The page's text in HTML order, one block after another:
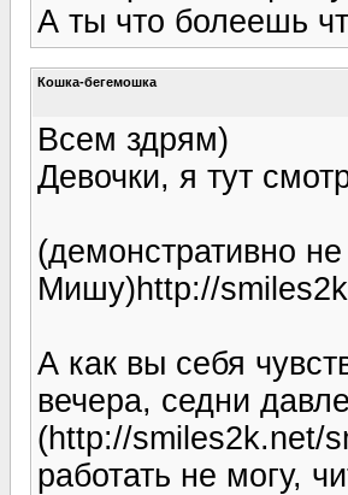
А ты что болеешь
Кошка-бегемошка
Всем здрям)
Девочки, я тут
(демонстративно
Мишу)http://
А как вы себя
вечера, седни
(http://smiles2k.net/
работать не могу,